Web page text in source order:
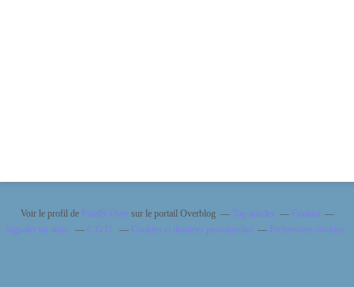
Voir le profil de Finally Oversur le portail Overblog Top articles
Contact
Signaler un abus
C.G.U. Cookies et données personnelles Préférences cookies